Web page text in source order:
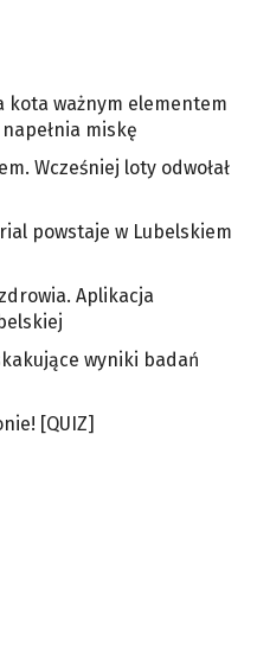
kota ważnym elementem
miskę
Wcześniej loty odwołał
powstaje w Lubelskiem
Aplikacja
wyniki badań
[QUIZ]